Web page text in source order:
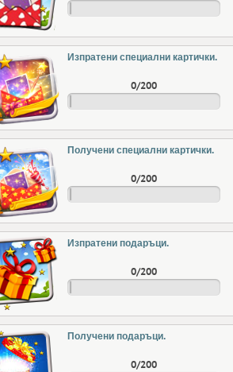
Изпратени специални картички.
0/200
Получени специални картички.
0/200
Изпратени подаръци.
0/200
Получени подаръци.
0/200